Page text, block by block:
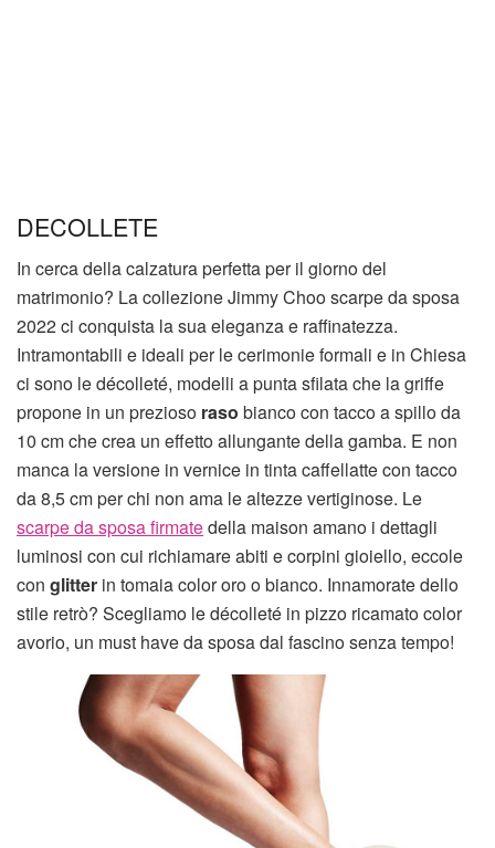
DECOLLETE
In cerca della calzatura perfetta per il giorno del
matrimonio? La collezione Jimmy Choo scarpe da sposa
2022 ci conquista la sua eleganza e raffinatezza.
Intramontabili e ideali per le cerimonie formali e in Chiesa
ci sono le décolleté, modelli a punta sfilata che la griffe
propone in un prezioso raso bianco con tacco a spillo da
10 cm che crea un effetto allungante della gamba. E non
manca la versione in vernice in tinta caffellatte con tacco
da 8,5 cm per chi non ama le altezze vertiginose. Le
scarpe da sposa firmatedella maison amano i dettagli
luminosi con cui richiamare abiti e corpini gioiello, eccole
con glitter in tomaia color oro o bianco. Innamorate dello
stile retrò? Scegliamo le décolleté in pizzo ricamato color
avorio, un must have da sposa dal fascino senza tempo!